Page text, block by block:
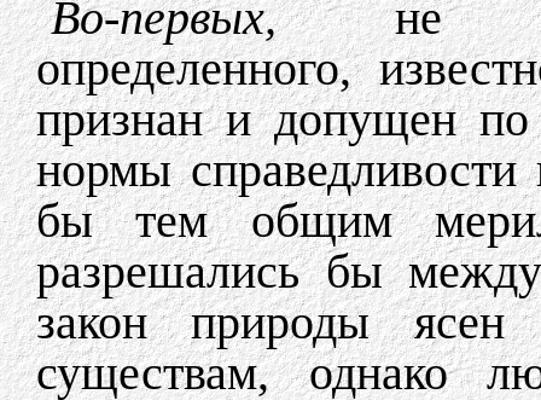
Во-первых,не
определенного,
признан и допущен по
нормы
бы тем общим
разрешались бы
закон природы
существам, однако